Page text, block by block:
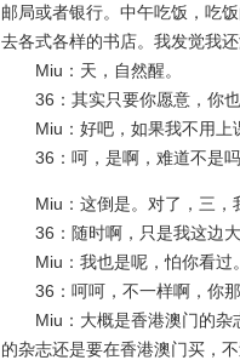
邮局或者银行。中午吃饭，吃
去各式各样的书店。我发觉我
Miu：天，自然醒。
36：其实只要你愿意，你也
Miu：好吧，如果我不用上
36：呵，是啊，难道不是吗
Miu：这倒是。对了，三，
36：随时啊，只是我这边大
Miu：我也是呢，怕你看过。
36：呵呵，不一样啊，你那
Miu：大概是香港澳门的杂
的杂志还是要在香港澳门买，不